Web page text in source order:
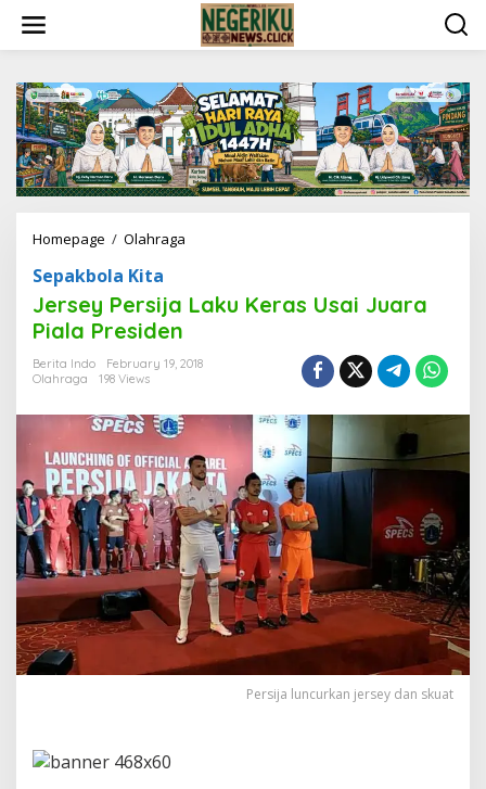
i
Homepage / Olahraga
s
e
P
s
j
a
L
a
k
K
e
r
a
s
U
Sepakbola Kita
Jersey Persija Laku Keras Usai Juara
Piala Presiden
Berita Indo
February 19, 2018
Olahraga
198 Views
Persija luncurkan jersey dan skuat